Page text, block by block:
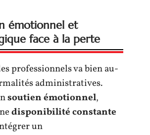
émotionnel et
face à la perte
professionnels va bien au-
administratives.
soutien émotionnel,
disponibilité constante
un